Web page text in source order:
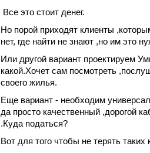
Все это стоит денег.
Но порой приходят клиенты
нет, где найти не знают ,но им это
Или другой вариант проектируем
какой.Хочет сам посмотреть
своего жилья.
Еще вариант - необходим
да просто качественный ,дорогой
.Куда податься?
Вот для того чтобы не терять